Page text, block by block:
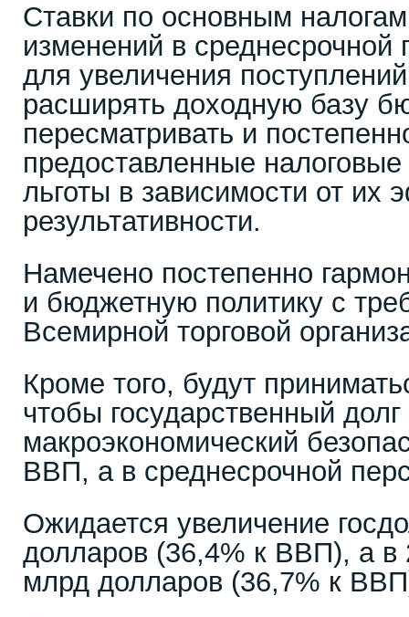
Ставки по основным
изменений в среднесрочной
для увеличения
расширять доходную базу
пересматривать и
предоставленные
льготы в зависимости от их
результативности.
Намечено постепенно
и бюджетную политику с
Всемирной торговой
Кроме того, будут
чтобы государственный
макроэкономический
ВВП, а в среднесрочной
Ожидается увеличение
долларов (36,4% к ВВП), а в
млрд долларов (36,7% к